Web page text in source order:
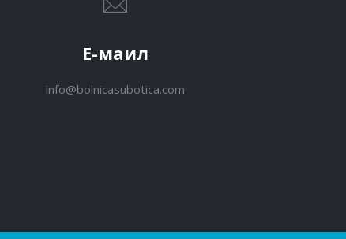
Е-маил
info@bolnicasubotica.com